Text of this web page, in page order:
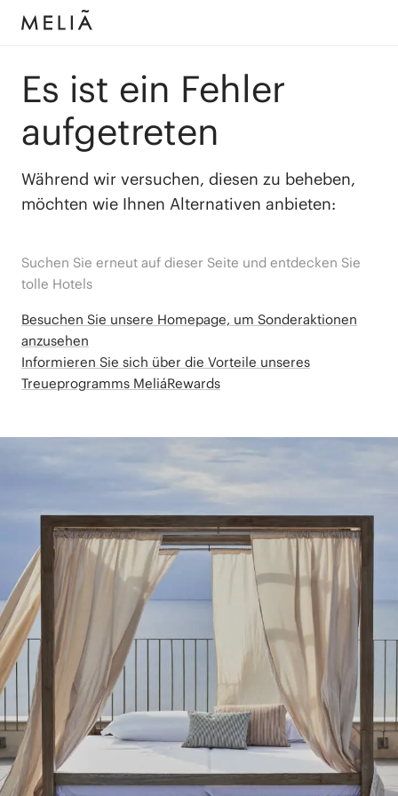
Es ist ein Fehler
aufgetreten
Während wir versuchen, diesen zu beheben,
möchten wie Ihnen Alternativen anbieten:
Suchen Sie erneut auf dieser Seite und entdecken Sie
tolle Hotels
Besuchen Sie unsere Homepage, um Sonderaktionen
anzusehen
Informieren Sie sich über die Vorteile unseres
Treueprogramms MeliáRewards